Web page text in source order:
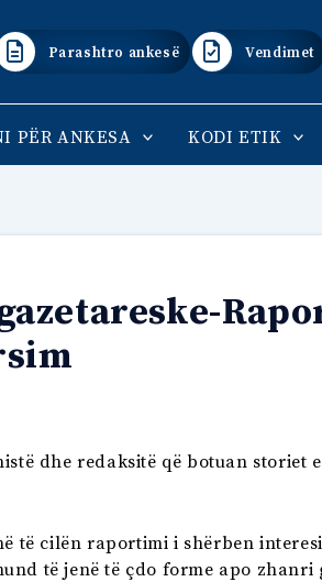
Parashtro ankesë Vendimet
PËR ANKESA KODI ETIK
dhe redaksitë që botuan storiet
cilën raportimi i shërben
të jenë të çdo forme apo